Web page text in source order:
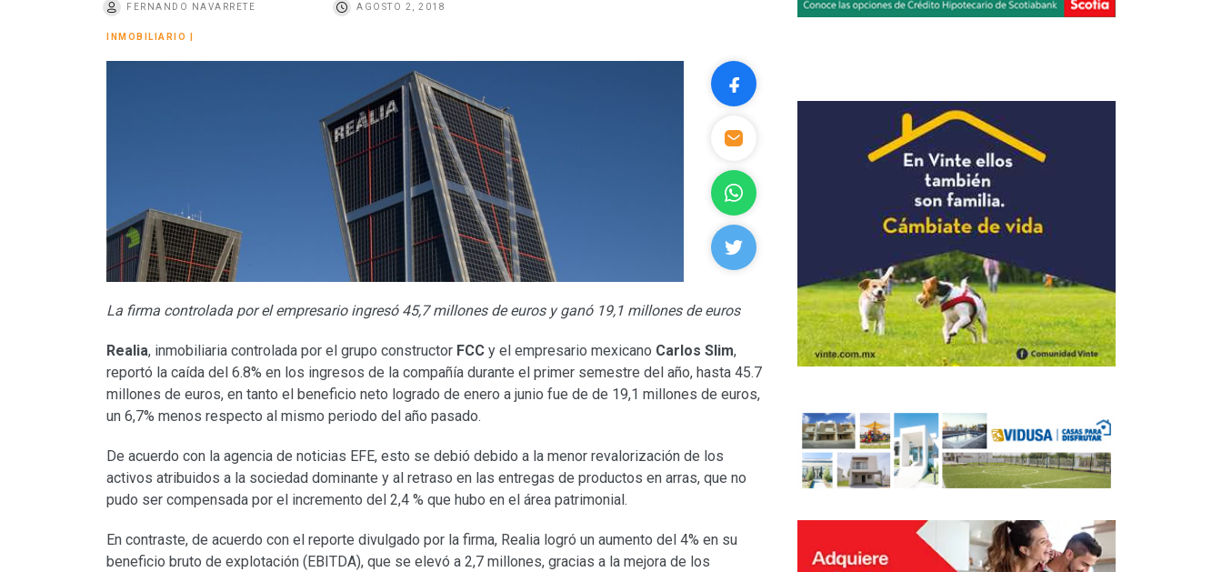
FERNANDO NAVARRETE AGOSTO 2, 2018
INMOBILIARIO
La firma controlada por el empresario ingresó 45,7 millones de euros y ganó 19,1 millones de euros
Realia, inmobiliaria controlada por el grupo constructor FCC y el empresario mexicano Carlos Slim,
reportó la caída del 6.8% en los ingresos de la compañía durante el primer semestre del año, hasta 45.7
millones de euros, en tanto el beneficio neto logrado de enero a junio fue de de 19,1 millones de euros,
un 6,7% menos respecto al mismo periodo del año pasado.
De acuerdo con la agencia de noticias EFE, esto se debió debido a la menor revalorización de los
activos atribuidos a la sociedad dominante y al retraso en las entregas de productos en arras, que no
pudo ser compensada por el incremento del 2,4 % que hubo en el área patrimonial.
En contraste, de acuerdo con el reporte divulgado por la firma, Realia logró un aumento del 4% en su
beneficio bruto de explotación (EBITDA), que se elevó a 2,7 millones, gracias a la mejora de los